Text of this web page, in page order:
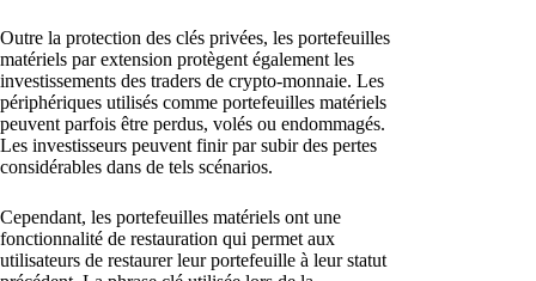
Outre la protection des clés privées, les portefeuilles
matériels par extension protègent également les
investissements des traders de crypto-monnaie. Les
périphériques utilisés comme portefeuilles matériels
peuvent parfois être perdus, volés ou endommagés.
Les investisseurs peuvent finir par subir des pertes
considérables dans de tels scénarios.
Cependant, les portefeuilles matériels ont une
fonctionnalité de restauration qui permet aux
utilisateurs de restaurer leur portefeuille à leur statut